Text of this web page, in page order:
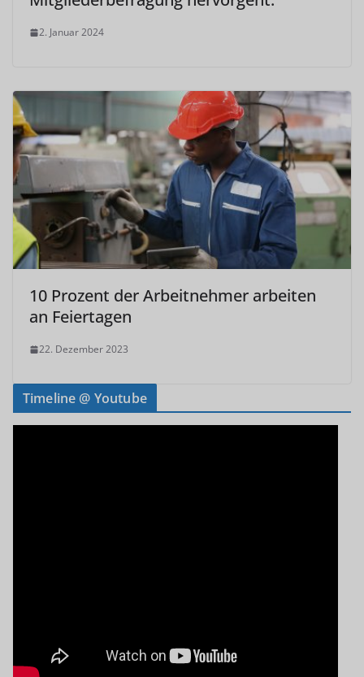
2. Januar 2024
10 Prozent der Arbeitnehmer arbeiten
an Feiertagen
22. Dezember 2023
Timeline @ Youtube